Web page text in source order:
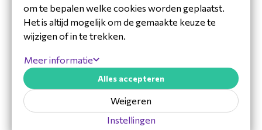
Hulp nodig?
Vandaag zijn we bereikbaar van 8:30 tot 17:00
om te bepalen welke cookies worden geplaatst.
Het is altijd mogelijk om de gemaakte keuze te
wijzigen of in te trekken.
Meer informatie
Instellingen
Weigeren
Alles accepteren